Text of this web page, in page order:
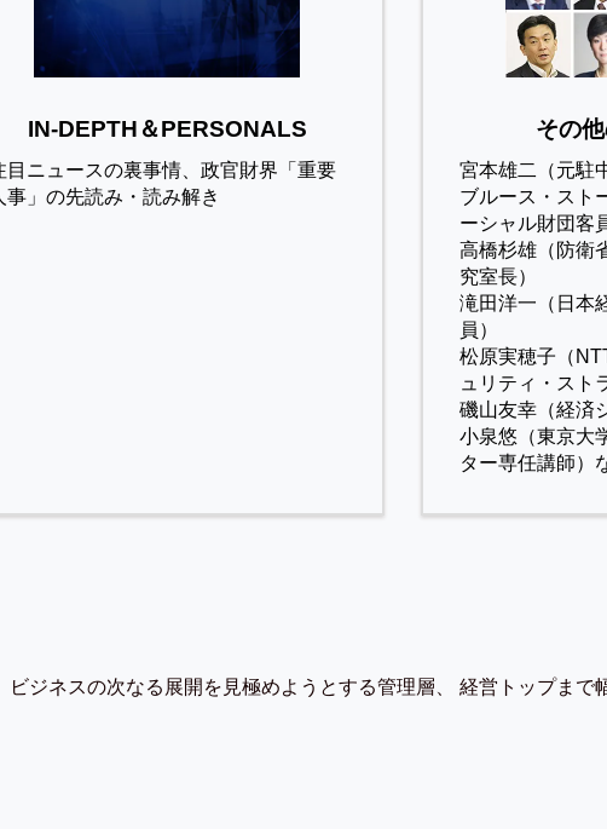
IN-DEPTH＆PERSONALS
目ニュースの裏事情、政官財界「重要
事」の先読み・読み解き
その
宮本雄二（元駐
ブルース・スト
ーシャル財団客
高橋杉雄（防衛
究室長）
滝田洋一（日本
員）
松原実穂子（
ュリティ・スト
磯山友幸（経済
小泉悠（東京大
ター専任講師）
ジネスの次なる展開を見極めようとする管理層、 経営トップまで